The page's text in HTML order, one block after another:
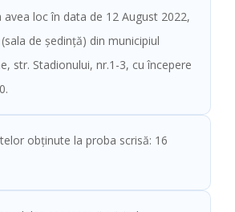
avea loc în data de 12 August 2022,
de şedinţă) din municipiul
str. Stadionului, nr.1-3, cu începere
obținute la proba scrisă: 16